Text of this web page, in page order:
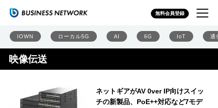
無料会員登録
IOWN ローカル5G AI 6G IoT 通
映像伝送
ネットギアがAV 0ver IP向けスイッ
チの新製品、PoE++対応など7モデ